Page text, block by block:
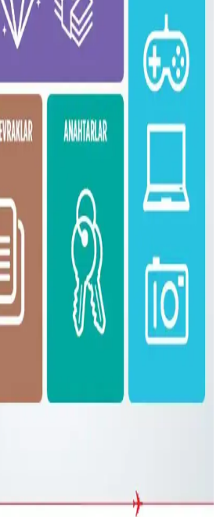
Çantasıyla 4 Gün 4 Gece
4 gün 4 gece minimalist seyahat
ve giysi eşyalarının düzenli ve hafif
ve ihtiyaçlara göre esneklik
ile 15 Günlük Yaz
çantasıyla 15 günlük yaz seyahati için
yöntemleri, ergonomik özellikler ve
Jet: Hafif ve Fonksiyonel
İncelemesi
Jet, hafifliği ve koruyucu laptop
için ideal. Şehir içi ve doğa
sunar, ancak yağmurda ek önlem
ile Seyahat veya Tek 30L Sırt
Yolu Kısıtlamaları ve Konfor